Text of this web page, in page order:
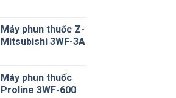
Máy phun thuốc Z-
Mitsubishi 3WF-3A
Máy phun thuốc
Proline 3WF-600